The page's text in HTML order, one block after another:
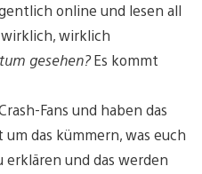
online und lesen all
wirklich
gesehen?Es kommt
Fans und haben das
das kümmern, was euch
und das werden